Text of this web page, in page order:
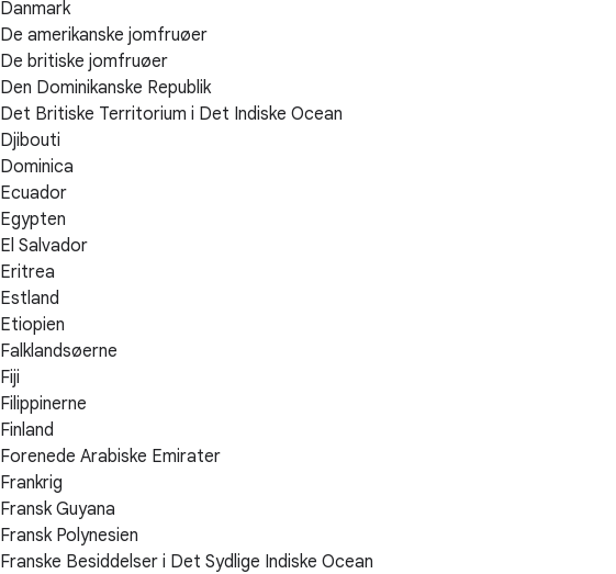
Danmark
De amerikanske jomfruøer
De britiske jomfruøer
Den Dominikanske Republik
Det Britiske Territorium i Det Indiske Ocean
Djibouti
Dominica
Ecuador
Egypten
El Salvador
Eritrea
Estland
Etiopien
Falklandsøerne
Fiji
Filippinerne
Finland
Forenede Arabiske Emirater
Frankrig
Fransk Guyana
Fransk Polynesien
Franske Besiddelser i Det Sydlige Indiske Ocean